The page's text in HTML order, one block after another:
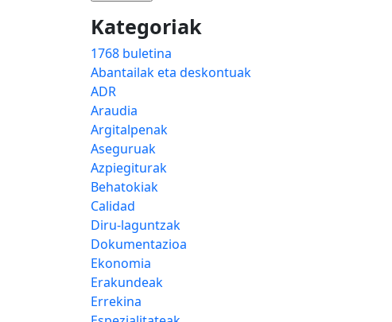
Kategoriak
1768 buletina
Abantailak eta deskontuak
ADR
Araudia
Argitalpenak
Aseguruak
Azpiegiturak
Behatokiak
Calidad
Diru-laguntzak
Dokumentazioa
Ekonomia
Erakundeak
Errekina